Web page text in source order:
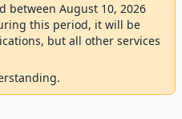
between August 10, 2026
this period, it will be
but all other services